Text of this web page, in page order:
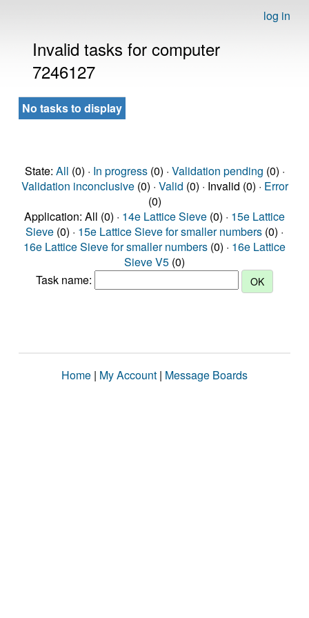
log in
Invalid tasks for computer
7246127
No tasks to display
State: All (0) · In progress(0) · Validation pending (0) ·
Validation inconclusive(0) · Valid (0) · Invalid (0) · Error
(0)
Application: All (0) · 14e Lattice Sieve (0) · 15e Lattice
Sieve (0) · 15e Lattice Sieve for smaller numbers (0) ·
16e Lattice Sieve for smaller numbers (0) · 16e Lattice
Sieve V5 (0)
Task name:
Home | My Account | Message Boards